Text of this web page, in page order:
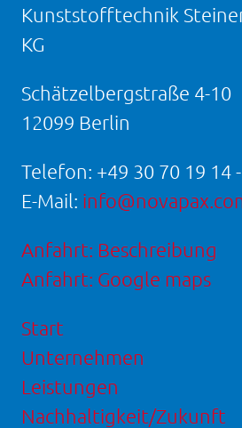
Kunststofftechnik Steiner
KG
Schätzelbergstraße 4-10
12099 Berlin
Telefon: +49 30 70 19 14
E-Mail:
Anfahrt: Beschreibung
Anfahrt: Google maps
Start
Unternehmen
Leistungen
Nachhaltigkeit/Zukunft